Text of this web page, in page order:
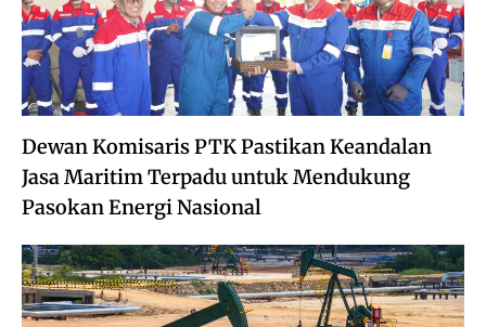
Dewan Komisaris PTK Pastikan Keandalan
Jasa Maritim Terpadu untuk Mendukung
Pasokan Energi Nasional